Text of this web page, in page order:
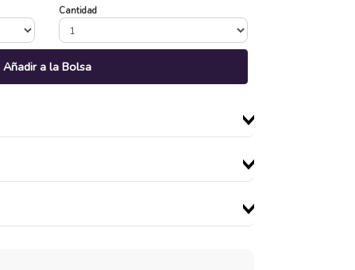
Cantidad
Añadir a la Bolsa